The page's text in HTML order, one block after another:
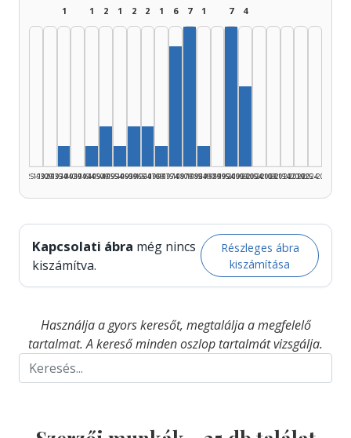
1925–1929
1930–1934
1
Szerző, 1935–1939: 1
1935–1939
1940–1944
1
Szerző, 1945–1949: 1
1945–1949
2
1950–1954
1
Szerző, 1955–1959: 1
1955–1959
2
1960–1964
2
1965–1969
1
Szerző, 1970–1974: 1
1970–1974
6
1975–1979
7
1980–1984
1
Szerző, 1985–1989: 1
1985–1989
1990–1994
7
1995–1999
4
2000–2004
2005–2009
2010–2014
2015–2019
2020–2024
2025–2026
Kapcsolati ábra még nincs
kiszámítva.
Részleges ábra
kiszámítása
Használja a gyors keresőt, megtalálja a megfelelő
tartalmat. A kereső minden oszlop tartalmát vizsgálja.